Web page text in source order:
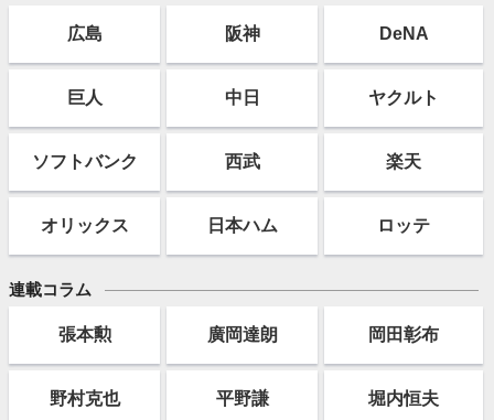
広島 阪神 DeNA
巨人 中日 ヤクルト
ソフトバンク 西武 楽天
オリックス 日本ハム ロッテ
連載コラム
張本勲 廣岡達朗 岡田彰布
野村克也 平野謙 堀内恒夫